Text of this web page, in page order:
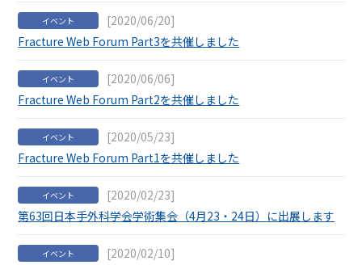
イベント
[2020/06/20]
Fracture Web Forum Part3を共催しました
イベント
[2020/06/06]
Fracture Web Forum Part2を共催しました
イベント
[2020/05/23]
Fracture Web Forum Part1を共催しました
イベント
[2020/02/23]
第63回日本手外科学会学術集会（4月23・24日）に出展します
イベント
[2020/02/10]